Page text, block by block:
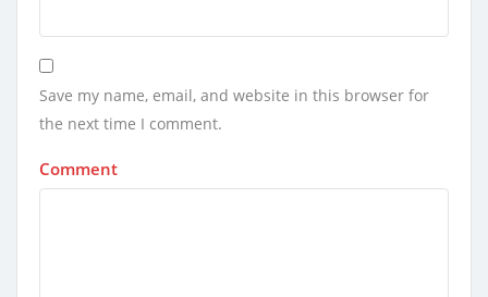
Save my name, email, and website in this browser for
the next time I comment.
Comment